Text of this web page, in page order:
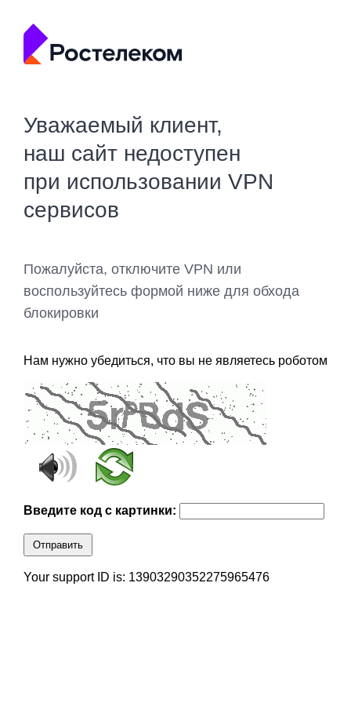
Уважаемый клиент,
наш сайт недоступен
при использовании VPN
сервисов
Пожалуйста, отключите VPN или
воспользуйтесь формой ниже для обхода
блокировки
Нам нужно убедиться, что вы не являетесь роботом
Введите код с картинки:
Отправить
Your support ID is: 13903290352275965476